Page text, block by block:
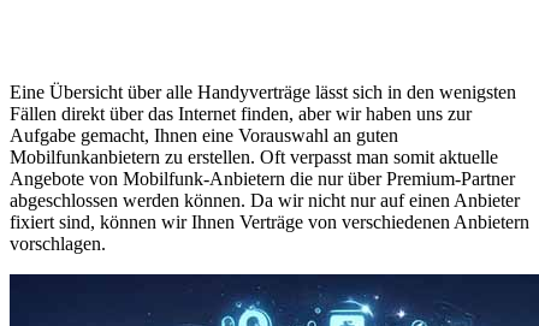
Eine Übersicht über alle Handyverträge lässt sich in den wenigsten
Fällen direkt über das Internet finden, aber wir haben uns zur
Aufgabe gemacht, Ihnen eine Vorauswahl an guten
Mobilfunkanbietern zu erstellen. Oft verpasst man somit aktuelle
Angebote von Mobilfunk-Anbietern die nur über Premium-Partner
abgeschlossen werden können. Da wir nicht nur auf einen Anbieter
fixiert sind, können wir Ihnen Verträge von verschiedenen Anbietern
vorschlagen.